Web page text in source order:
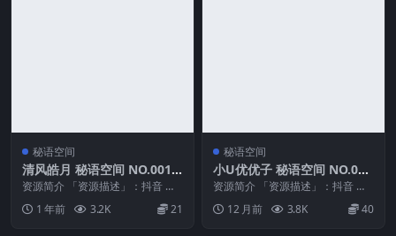
秘语空间
清风皓月 秘语空间 NO.001
期 最新至：2025.6.1
资源简介 「资源描述」：抖音 清
风皓月 秘语空间 NO.001期 【9P1
V】最...
1 年前 3.2K 21
秘语空间
小U优优子 秘语空间 NO.002
期
资源简介 「资源描述」：抖音 小u
优优子 秘语空间 NO.002期 【10P
1V...12 月前 3.8K 40